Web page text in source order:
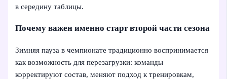
в середину таблицы.
Почему важен именно старт второй части сезона
Зимняя пауза в чемпионате традиционно воспринимается
как возможность для перезагрузки: команды
корректируют состав, меняют подход к тренировкам,